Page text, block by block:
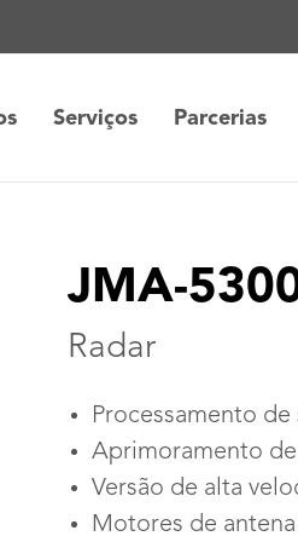
Serviços Parcerias
JMA-
Radar
Processamento
Aprimoramento de
Versão de alta
Motores de